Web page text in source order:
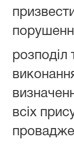
розподіл
всіх